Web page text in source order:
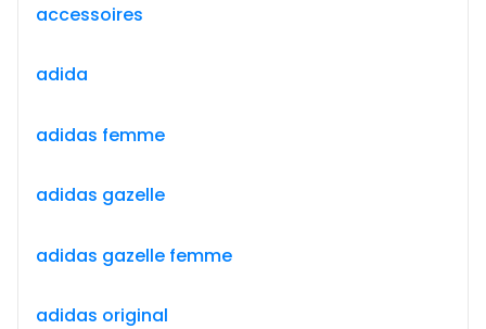
accessoires
adida
adidas femme
adidas gazelle
adidas gazelle femme
adidas original